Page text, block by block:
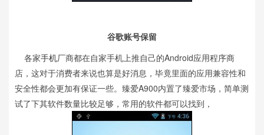
谷歌账号保留
各家手机厂商都在自家手机上推自己的Android应用程序商
店，这对于消费者来说也算是好消息，毕竟里面的应用兼容性和
安全性都会更加有保证一些。臻爱A900内置了臻爱市场，简单测
试了下其软件数量比较足够，常用的软件都可以找到，